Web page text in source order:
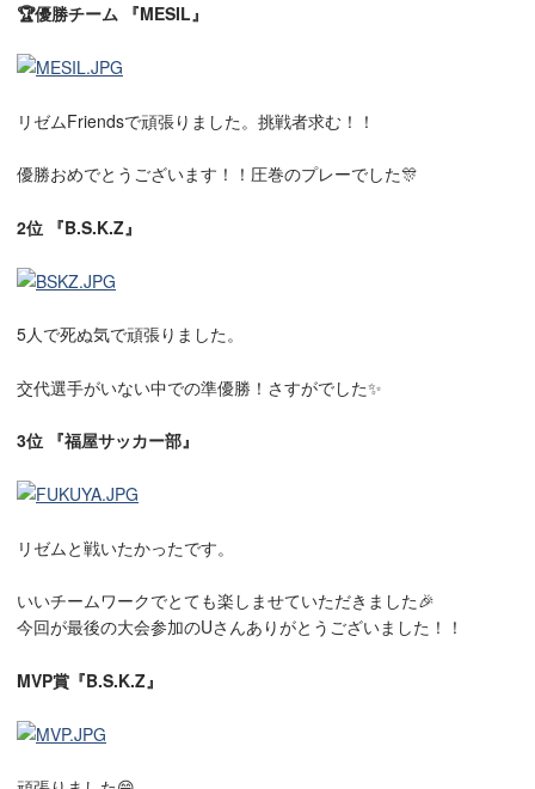
🏆優勝チーム 『MESIL』
リゼムFriendsで頑張りました。挑戦者求む！！
優勝おめでとうございます！！圧巻のプレーでした🎊
2位 『B.S.K.Z』
5人で死ぬ気で頑張りました。
交代選手がいない中での準優勝！さすがでした✨
3位 『福屋サッカー部』
リゼムと戦いたかったです。
いいチームワークでとても楽しませていただきました🎉
今回が最後の大会参加のUさんありがとうございました！！
MVP賞 『B.S.K.Z』